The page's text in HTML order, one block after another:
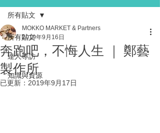
所有貼文
達人專訪
知識與資源
所有貼文
奔跑吧，不悔人生 ｜ 鄭藝
製作所
MOKKO MARKET & Partners
2019年9月16日
已更新： 2019年9月17日